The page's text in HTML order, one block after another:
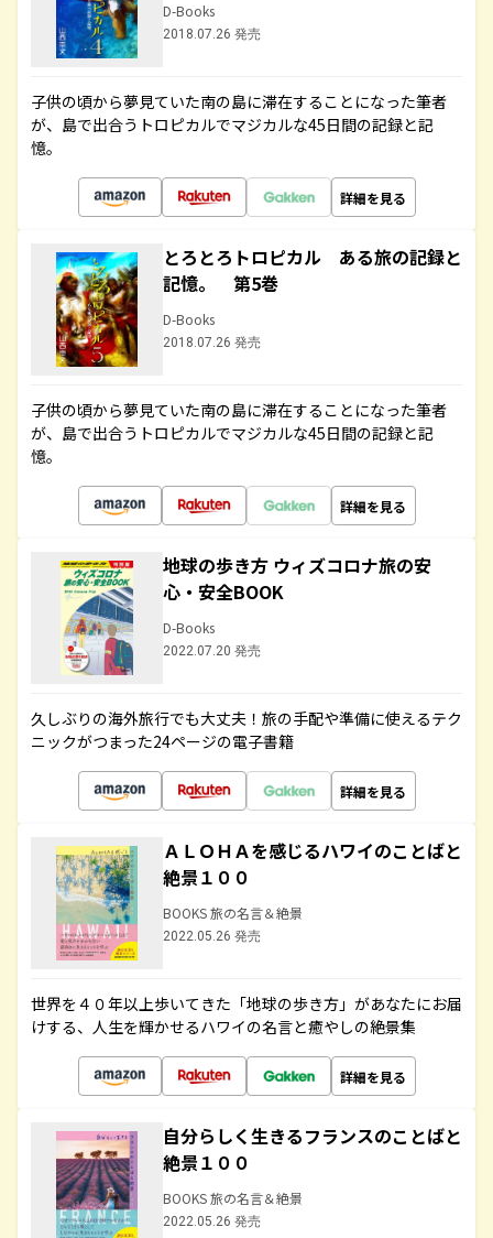
D-Books
2018.07.26 発売
子供の頃から夢見ていた南の島に滞在することになった筆者
が、島で出合うトロピカルでマジカルな45日間の記録と記
憶。
詳細を見る
とろとろトロピカル ある旅の記録と
記憶。 第5巻
D-Books
2018.07.26 発売
子供の頃から夢見ていた南の島に滞在することになった筆者
が、島で出合うトロピカルでマジカルな45日間の記録と記
憶。
詳細を見る
地球の歩き方 ウィズコロナ旅の安
心・安全BOOK
D-Books
2022.07.20 発売
久しぶりの海外旅行でも大丈夫！旅の手配や準備に使えるテク
ニックがつまった24ページの電子書籍
詳細を見る
ＡＬＯＨＡを感じるハワイのことばと
絶景１００
BOOKS 旅の名言＆絶景
2022.05.26 発売
世界を４０年以上歩いてきた「地球の歩き方」があなたにお届
けする、人生を輝かせるハワイの名言と癒やしの絶景集
詳細を見る
自分らしく生きるフランスのことばと
絶景１００
BOOKS 旅の名言＆絶景
2022.05.26 発売